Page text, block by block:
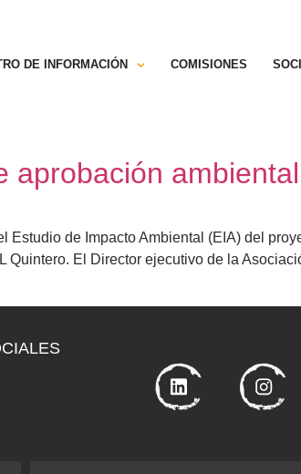
DE INFORMACIÓN COMISIONES
aprobación ambiental
Estudio de Impacto Ambiental (EIA) del
Quintero. El Director ejecutivo de la